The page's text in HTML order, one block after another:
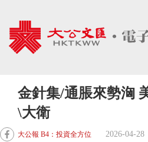
金針集/通脹來勢洶
\大衛
大公報 B4：投資全方位 2026-04-28